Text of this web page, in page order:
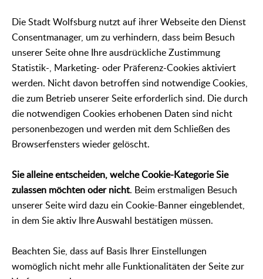
Die Stadt Wolfsburg nutzt auf ihrer Webseite den Dienst
Consentmanager, um zu verhindern, dass beim Besuch
unserer Seite ohne Ihre ausdrückliche Zustimmung
Statistik-, Marketing- oder Präferenz-Cookies aktiviert
werden. Nicht davon betroffen sind notwendige Cookies,
die zum Betrieb unserer Seite erforderlich sind. Die durch
die notwendigen Cookies erhobenen Daten sind nicht
personenbezogen und werden mit dem Schließen des
Browserfensters wieder gelöscht.
Sie alleine entscheiden, welche Cookie-Kategorie Sie
zulassen möchten oder nicht. Beim erstmaligen Besuch
unserer Seite wird dazu ein Cookie-Banner eingeblendet,
in dem Sie aktiv Ihre Auswahl bestätigen müssen.
Beachten Sie, dass auf Basis Ihrer Einstellungen
womöglich nicht mehr alle Funktionalitäten der Seite zur